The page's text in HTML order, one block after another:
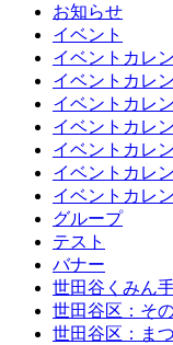
お知らせ
イベント
イベントカレ
イベントカレ
イベントカレ
イベントカレ
イベントカレ
イベントカレ
イベントカレ
グループ
テスト
バナー
世田谷くみん
世田谷区：そ
世田谷区：ま